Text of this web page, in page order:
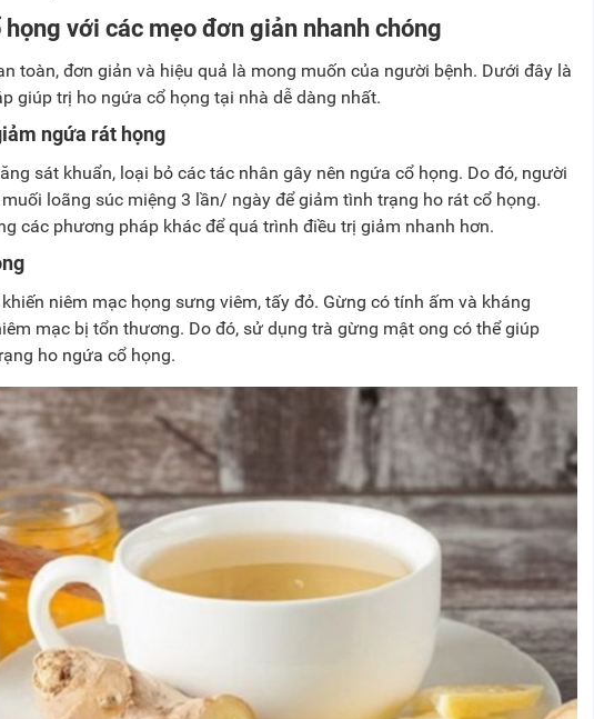
với các mẹo đơn giản nhanh chóng
toàn, đơn giản và hiệu quả là mong muốn của người bệnh. Dưới đây là
giúp trị ho ngứa cổ họng tại nhà dễ dàng nhất.
ngứa rát họng
sát khuẩn, loại bỏ các tác nhân gây nên ngứa cổ họng. Do đó, người
loãng súc miệng 3 lần/ ngày để giảm tình trạng ho rát cổ họng.
các phương pháp khác để quá trình điều trị giảm nhanh hơn.
niêm mạc họng sưng viêm, tấy đỏ. Gừng có tính ấm và kháng
mạc bị tổn thương. Do đó, sử dụng trà gừng mật ong có thể giúp
ho ngứa cổ họng.